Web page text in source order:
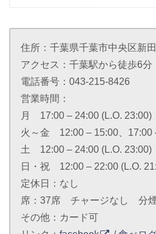
住所：千葉県千葉市中央区新
アクセス：千葉駅から徒歩6分
電話番号：043-215-8426
営業時間：
月 17:00 – 24:00 (L.O. 23:00)
火～金 12:00 – 15:00、17:00
土 12:00 – 24:00 (L.O. 23:00)
日・祝 12:00 – 22:00 (L.O.
定休日：なし
席：37席 チャージなし 分
その他：カード可